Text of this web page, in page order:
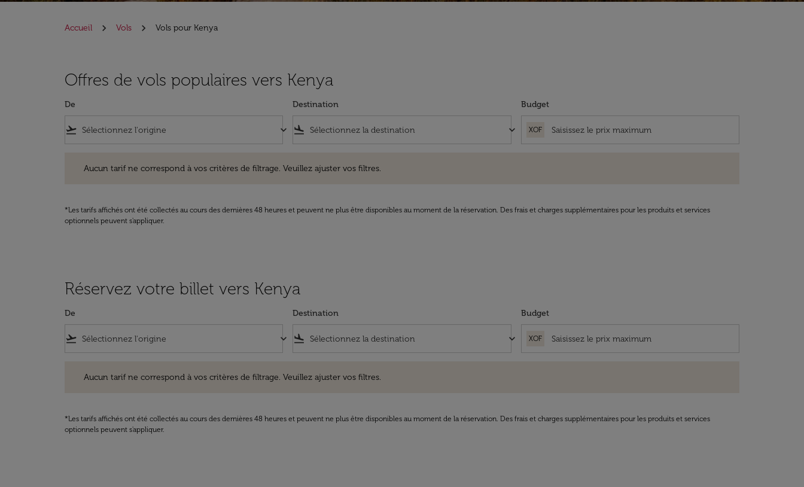
Accueil Vols Vols pour Kenya
Offres de vols populaires vers Kenya
De
flight_takeoff keyboard_arrow_down
Destination
flight_land keyboard_arrow_down
Budget
XOF
Aucun tarif ne correspond à vos critères de filtrage. Veuillez ajuster vos filtres.
*Les tarifs affichés ont été collectés au cours des dernières 48 heures et peuvent ne plus être disponibles au moment de la réservation. Des frais et charges supplémentaires pour les produits et services
optionnels peuvent s'appliquer.
Réservez votre billet vers Kenya
De
flight_takeoff keyboard_arrow_down
Destination
flight_land keyboard_arrow_down
Budget
XOF
Aucun tarif ne correspond à vos critères de filtrage. Veuillez ajuster vos filtres.
*Les tarifs affichés ont été collectés au cours des dernières 48 heures et peuvent ne plus être disponibles au moment de la réservation. Des frais et charges supplémentaires pour les produits et services
optionnels peuvent s'appliquer.